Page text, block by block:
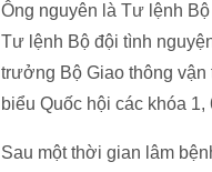
Ông nguyên là Tư lệnh
Tư lệnh Bộ đội tình
trưởng Bộ Giao thông
biểu Quốc hội các khóa 1,
Sau một thời gian lâm